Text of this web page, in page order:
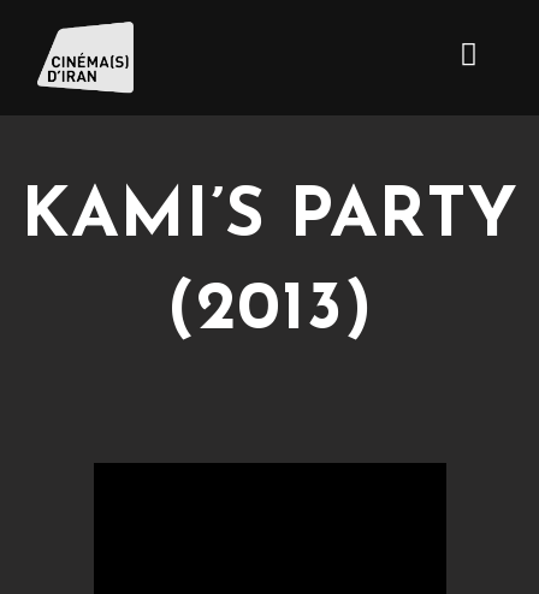
KAMI’S PARTY
(2013)